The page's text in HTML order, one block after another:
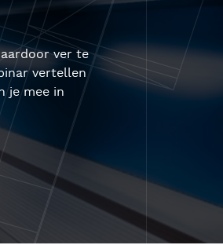
ver te
vertellen
je mee in